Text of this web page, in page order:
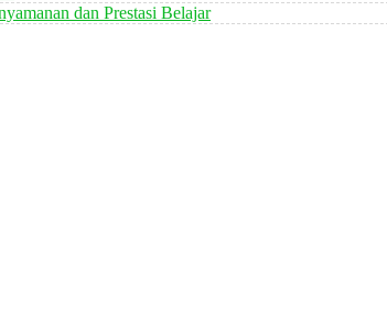
dan Prestasi Belajar